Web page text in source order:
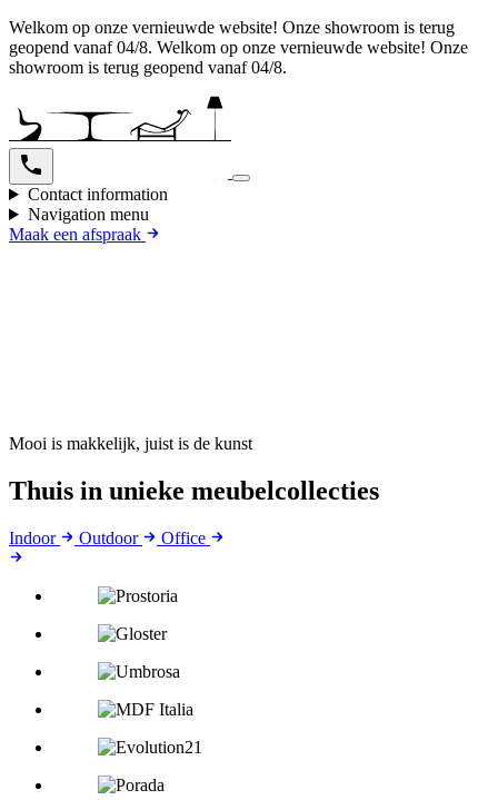
Welkom op onze vernieuwde website! Onze showroom is terug
geopend vanaf 04/8. Welkom op onze vernieuwde website! Onze
showroom is terug geopend vanaf 04/8.
Contact information
Navigation menu
Maak een afspraak
Mooi is makkelijk, juist is de kunst
Thuis in unieke meubelcollecties
Indoor Outdoor Office